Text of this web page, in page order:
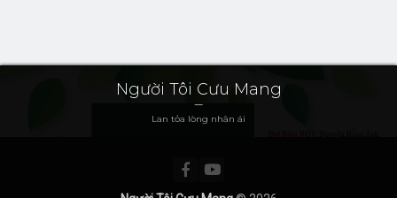
Người Tôi Cưu Mang
Lan tỏa lòng nhân ái